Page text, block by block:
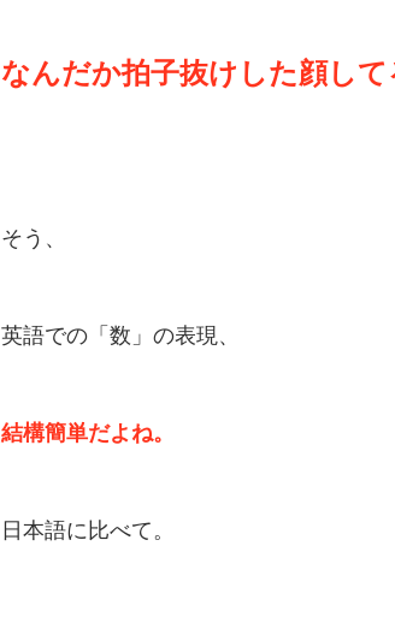
なんだか拍子抜けした顔し
そう、
英語での「数」の表現、
結構簡単だよね。
日本語に比べて。